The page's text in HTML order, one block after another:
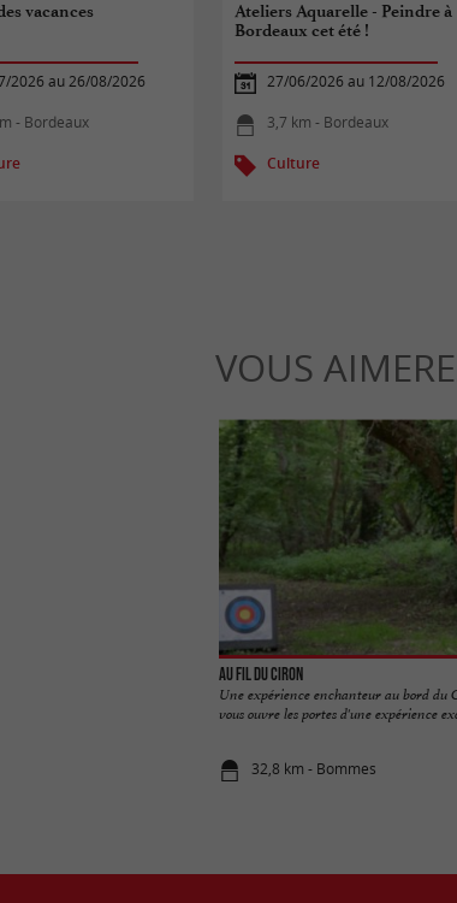
vacances
2026 au 26/08/2026
- Bordeaux
Ateliers Aquarelle - Peindre à
Bordeaux cet été !
27/06/2026 au 12/08/2026
3,7 km - Bordeaux
Culture
VOUS
Au Fil du Ciron
Une expérience enchanteur au bord du
vous ouvre les portes d'une expérience
32,8 km - Bommes